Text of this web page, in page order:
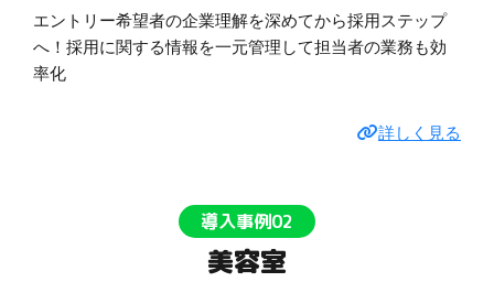
エントリー希望者の企業理解を深めてから採用ステップ
へ！採用に関する情報を一元管理して担当者の業務も効
率化
詳しく見る
導入事例02
美容室